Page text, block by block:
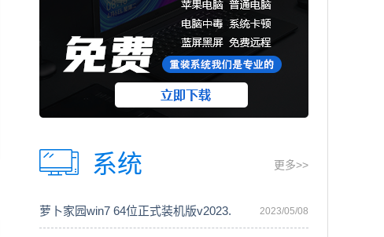
系统 更多>>
萝卜家园win7 64位正式装机版v2023. 2023/05/08